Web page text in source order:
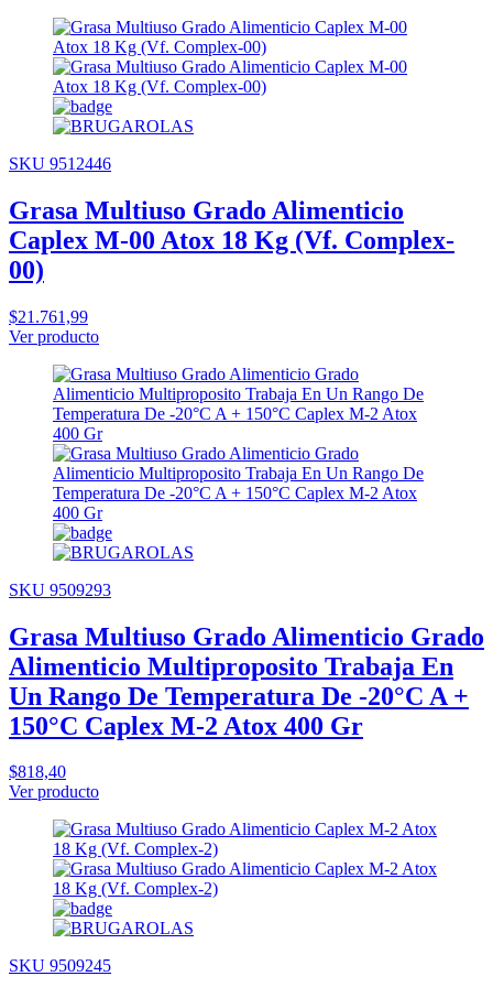
SKU 9512446
Grasa Multiuso Grado Alimenticio
Caplex M-00 Atox 18 Kg (Vf. Complex-
00)
$21.761,99
Ver producto
SKU 9509293
Grasa Multiuso Grado Alimenticio Grado
Alimenticio Multiproposito Trabaja En
Un Rango De Temperatura De -20°C A +
150°C Caplex M-2 Atox 400 Gr
$818,40
Ver producto
SKU 9509245